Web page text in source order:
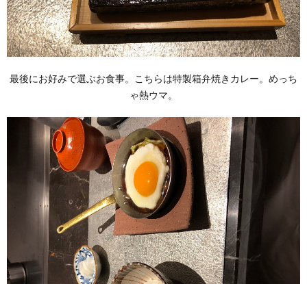
最後にお好みで選ぶお食事。こちらは特製箱弁焼きカレー。めっち
ゃ熱ウマ。